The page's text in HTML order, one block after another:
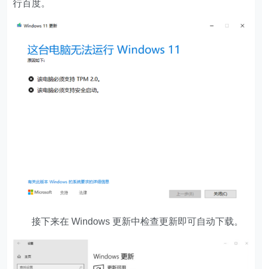
行百度。
接下来在 Windows 更新中检查更新即可自动下载。